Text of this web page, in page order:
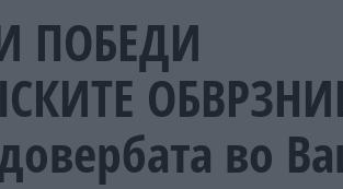
ПОБЕДИ
во